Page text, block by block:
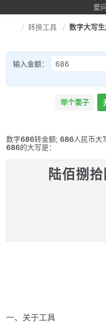
爱
转换工具 数字大写
输入金额：
举个栗子
数字686转金额; 686人民币大
686的大写是：
陆佰捌
一、关于工具